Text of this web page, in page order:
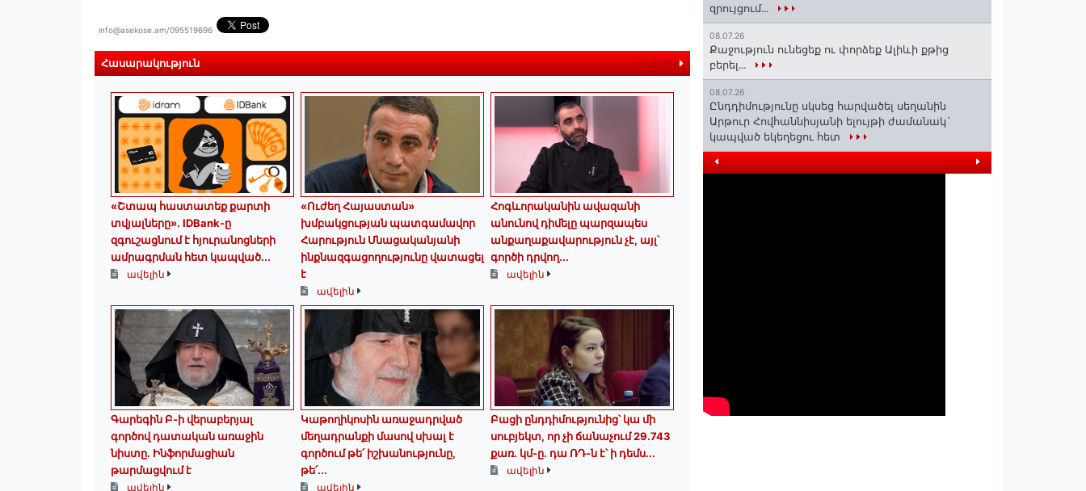
info@asekose.am/095519696
Հասարակություն ավելին
«Շտապ հաստատեք քարտի
տվյալները»․ IDBank-ը
զգուշացնում է հյուրանոցների
ամրագրման հետ կապված...
ավելին
«Ուժեղ Հայաստան»
խմբակցության պատգամավոր
Հարություն Մնացականյանի
ինքնազգացողությունը վատացել
է
ավելին
Հոգևորականին ավազանի
անունով դիմելը պարզապես
անքաղաքավարություն չէ, այլ՝
գործի դրվող...
ավելին
Գարեգին Բ-ի վերաբերյալ
գործով դատական առաջին
նիստը․ Ինֆորմացիան
թարմացվում է
ավելին
Կաթողիկոսին առաջադրված
մեղադրանքի մասով սխալ է
գործում թե՛ իշխանությունը,
թե՛...
ավելին
Բացի ընդդիմությունից՝ կա մի
սուբյեկտ, որ չի ճանաչում 29.743
քառ. կմ-ը. դա ՌԴ-ն է՝ ի դեմս...
ավելին
զրույցում․․․
08.07.26
Քաջություն ունեցեք ու փորձեք Ալիևի քթից
բերել․․․
08.07.26
Ընդդիմությունը սկսեց հարվածել սեղանին
Արթուր Հովհաննիսյանի ելույթի ժամանակ`
կապված եկեղեցու հետ